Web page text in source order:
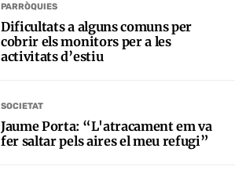
PARRÒQUIES
Dificultats a alguns comuns per
cobrir els monitors per a les
activitats d’estiu
SOCIETAT
Jaume Porta: “L'atracament em va
fer saltar pels aires el meu refugi”